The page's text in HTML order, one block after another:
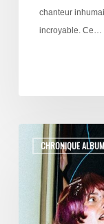
chanteur
incroyable. Ce…
CHRONIQUE ALBUM